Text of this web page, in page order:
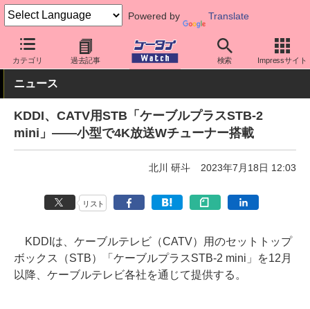
Powered by Translate
カテゴリ 過去記事 検索 Impressサイト
ケータイ Watch キャリア au アプリ・サービス
ニュース
KDDI、CATV用STB「ケーブルプラスSTB-2
mini」――小型で4K放送Wチューナー搭載
北川 研斗 2023年7月18日 12:03
リスト
KDDIは、ケーブルテレビ（CATV）用のセットトップ
ボックス（STB）「ケーブルプラスSTB-2 mini」を12月
以降、ケーブルテレビ各社を通じて提供する。